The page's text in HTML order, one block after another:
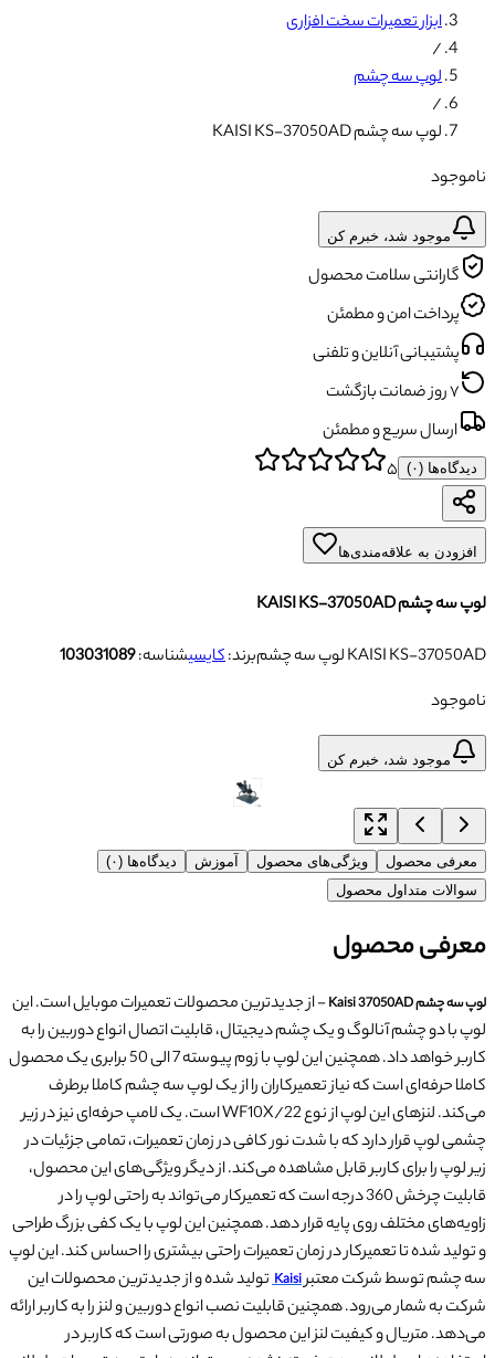
ابزار تعمیرات سخت افزاری
/
لوپ سه چشم
/
لوپ سه چشم KAISI KS-37050AD
ناموجود
موجود شد، خبرم کن
گارانتی سلامت محصول
پرداخت امن و مطمئن
پشتیبانی آنلاین و تلفنی
۷ روز ضمانت بازگشت
ارسال سریع و مطمئن
دیدگاه‌ها (۰) ۵
افزودن به علاقه‌مندی‌ها
لوپ سه چشم KAISI KS-37050AD
لوپ سه چشم KAISI KS-37050AD
برند:کایسیشناسه:103031089
ناموجود
موجود شد، خبرم کن
معرفی محصول ویژگی‌های محصول آموزش
دیدگاه‌ها (۰)
سوالات متداول محصول
معرفی محصول
لوپ سه چشم Kaisi 37050AD
- از جدیدترین محصولات تعمیرات موبایل است. این
لوپ با دو چشم آنالوگ و یک چشم دیجیتال، قابلیت اتصال انواع دوربین را به
کاربر خواهد داد. همچنین این لوپ با زوم پیوسته 7 الی 50 برابری یک محصول
کاملا حرفه‌ای است که نیاز تعمیرکاران را از یک لوپ سه چشم کاملا برطرف
می‌کند. لنزهای این لوپ از نوع WF10X/22 است. یک لامپ حرفه‌ای نیز در زیر
چشمی لوپ قرار دارد که با شدت نور کافی در زمان تعمیرات، تمامی جزئیات در
زیر لوپ را برای کاربر قابل مشاهده می‌کند. از دیگر ویژگی‌های این محصول،
قابلیت چرخش 360 درجه است که تعمیرکار می‌تواند به راحتی لوپ را در
زاویه‌های مختلف روی پایه قرار دهد. همچنین این لوپ با یک کفی بزرگ طراحی
و تولید شده تا تعمیرکار در زمان تعمیرات راحتی‌ بیشتری را احساس کند. این لوپ
سه چشم توسط شرکت معتبرKaisi تولید شده و از جدیدترین محصولات این
شرکت به شمار می‌رود. همچنین قابلیت نصب انواع دوربین و لنز را به کاربر ارائه
می‌دهد. متریال و کیفیت لنز این محصول به صورتی است که کاربر در